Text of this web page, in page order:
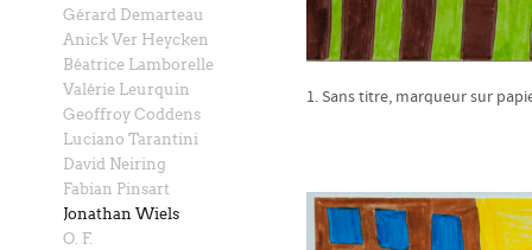
Gérard Demarteau
Anick Ver Heycken
Béatrice Lamborelle
Valérie Leurquin
Geoffroy Coddens
Luciano Tarantini
David Neiring
Fabian Pinsart
Jonathan Wiels
O. F.
1. Sans titre, marqueur sur